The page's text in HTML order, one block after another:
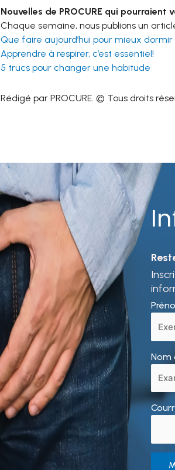
Nouvelles de PROCURE qui pourraient
Chaque semaine, nous publions un
Que faire aujourd’hui pour mieux dormir
Apprendre à respirer, c’est essentiel!
5 trucs pour changer une habitude
Rédigé par PROCURE. © Tous droits
Nom